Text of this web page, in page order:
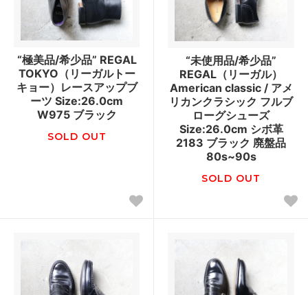
“極美品/希少品” REGAL
TOKYO（リーガルトー
キョー）レースアップブ
ーツ Size:26.0cm
W975 ブラック
SOLD OUT
“未使用品/希少品”
REGAL（リーガル）
American classic / アメ
リカンクラシック フルブ
ローグシューズ
Size:26.0cm シボ革
2183 ブラック 廃盤品
80s~90s
SOLD OUT